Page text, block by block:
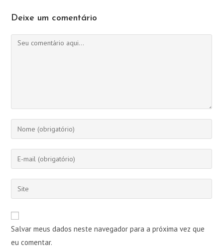
Deixe um comentário
Comentário
Digite
seu
nome
ou
de
usuário
para
comentar
Digite
seu
endereço
de
para
comentar
Digite
o
do
seu
site
Salvar meus dados neste navegador para a próxima vez que
eu comentar.